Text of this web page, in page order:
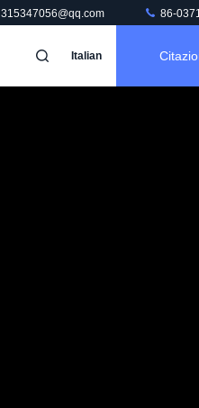
315347056@qq.com 86-
Italian